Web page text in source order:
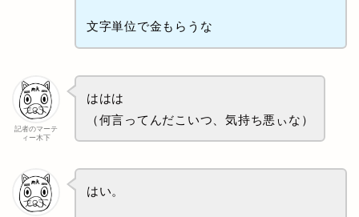
文字単位で金もらうな
記者のマーテ
ィー木下
ははは
（何言ってんだこいつ、気持ち悪ぃな）
はい。